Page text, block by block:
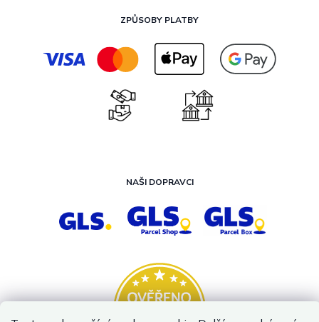
ZPŮSOBY PLATBY
NAŠI DOPRAVCI